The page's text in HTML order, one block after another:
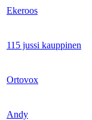
Ekeroos
115 jussi kauppinen
Ortovox
Andy